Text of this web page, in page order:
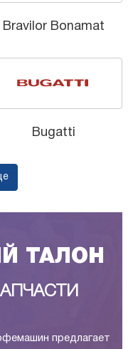
Bravilor Bonamat
Bugatti
ТАЛОН
предлагает